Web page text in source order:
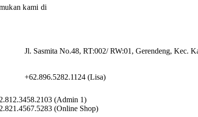
kami di
Jl. Sasmita No.48, RT:002/ RW:01, Gerendeng, Kec.
+62.896.5282.1124 (Lisa)
(Admin 1)
(Online Shop)